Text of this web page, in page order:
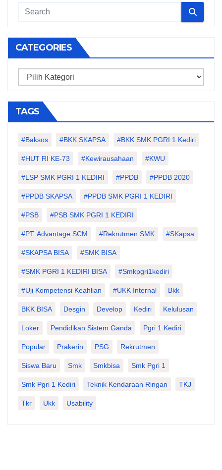
CATEGORIES
Categories
TAGS
#Baksos #BKK SKAPSA #BKK SMK PGRI 1 Kediri
#HUT RI KE-73 #kewirausahaan #KWU
#LSP SMK PGRI 1 KEDIRI #PPDB #PPDB 2020
#PPDB SKAPSA #PPDB SMK PGRI 1 KEDIRI
#PSB #PSB SMK PGRI 1 KEDIRI
#PT. Advantage SCM #Rekrutmen SMK #SKapsa
#SKAPSA BISA #SMK BISA
#SMK PGRI 1 KEDIRI BISA #smkpgri1kediri
#Uji Kompetensi Keahlian #UKK Internal Bkk
BKK BISA Desgin Develop Kediri Kelulusan
Loker Pendidikan Sistem Ganda Pgri 1 Kediri
Popular Prakerin PSG Rekrutmen
Siswa Baru Smk Smkbisa Smk Pgri 1
Smk Pgri 1 Kediri Teknik Kendaraan Ringan TKJ
Tkr Ukk Usability